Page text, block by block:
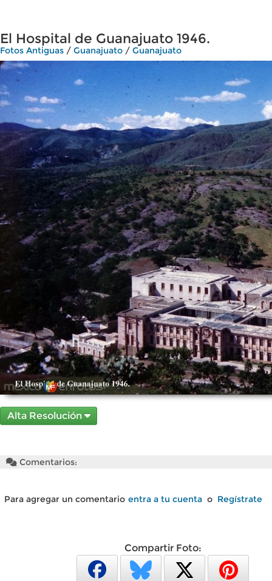
El Hospital de Guanajuato 1946.
Fotos Antiguas / Guanajuato / Guanajuato
Alta Resolución
Comentarios:
Para agregar un comentario entra a tu cuenta o Regístrate
Compartir Foto: